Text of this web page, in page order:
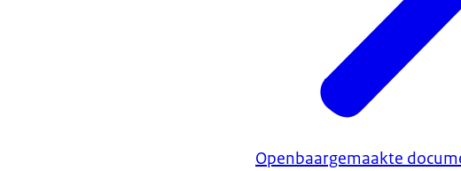
Openbaargemaakte